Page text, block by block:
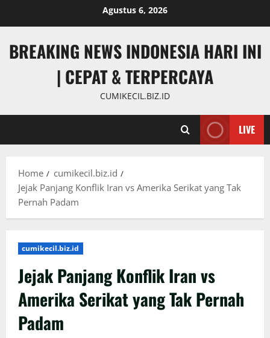
Agustus 6, 2026
BREAKING NEWS INDONESIA HARI INI
| CEPAT & TERPERCAYA
CUMIKECIL.BIZ.ID
LIVE
Home
cumikecil.biz.id
Jejak Panjang Konflik Iran vs Amerika Serikat yang Tak
Pernah Padam
cumikecil.biz.id
Jejak Panjang Konflik Iran vs
Amerika Serikat yang Tak Pernah
Padam